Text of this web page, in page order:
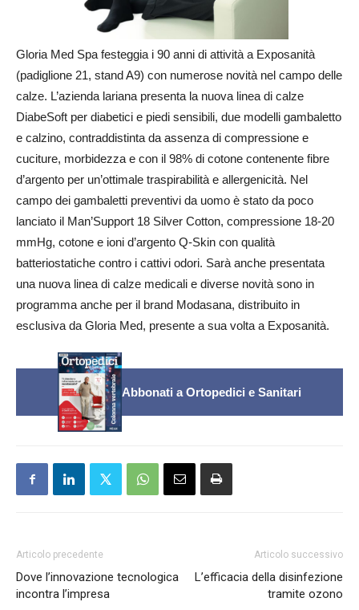
Gloria Med Spa festeggia i 90 anni di attività a Exposanità
(padiglione 21, stand A9) con numerose novità nel campo delle
calze. L’azienda lariana presenta la nuova linea di calze
DiabeSoft per diabetici e piedi sensibili, due modelli gambaletto
e calzino, contraddistinta da assenza di compressione e
cuciture, morbidezza e con il 98% di cotone contenente fibre
d’argento per un’ottimale traspirabilità e allergenicità. Nel
campo dei gambaletti preventivi da uomo è stato da poco
lanciato il Man’Support 18 Silver Cotton, compressione 18-20
mmHg, cotone e ioni d’argento Q-Skin con qualità
batteriostatiche contro i cattivi odori. Sarà anche presentata
una nuova linea di calze medicali e diverse novità sono in
programma anche per il brand Modasana, distribuito in
esclusiva da Gloria Med, presente a sua volta a Exposanità.
Abbonati a Ortopedici e Sanitari
Articolo precedente
Dove l’innovazione tecnologica
incontra l’impresa
Articolo successivo
L’efficacia della disinfezione
tramite ozono